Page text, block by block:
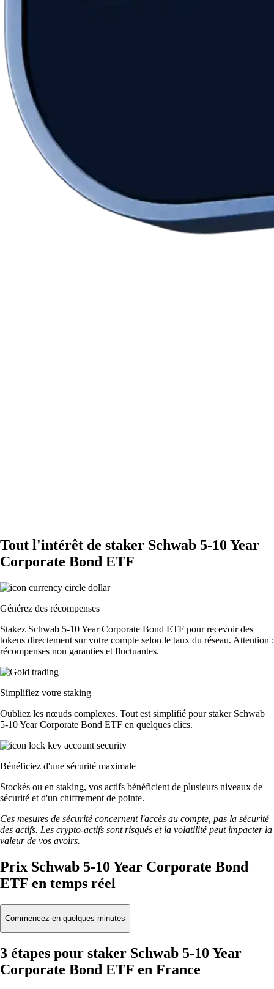
Tout l'intérêt de staker Schwab 5-10 Year
Corporate Bond ETF
Générez des récompenses
Stakez Schwab 5-10 Year Corporate Bond ETF pour recevoir des
tokens directement sur votre compte selon le taux du réseau. Attention :
récompenses non garanties et fluctuantes.
Simplifiez votre staking
Oubliez les nœuds complexes. Tout est simplifié pour staker Schwab
5-10 Year Corporate Bond ETF en quelques clics.
Bénéficiez d'une sécurité maximale
Stockés ou en staking, vos actifs bénéficient de plusieurs niveaux de
sécurité et d'un chiffrement de pointe.
Ces mesures de sécurité concernent l'accès au compte, pas la sécurité
des actifs. Les crypto-actifs sont risqués et la volatilité peut impacter la
valeur de vos avoirs.
Prix Schwab 5-10 Year Corporate Bond
ETF en temps réel
Commencez en quelques minutes
3 étapes pour staker Schwab 5-10 Year
Corporate Bond ETF en France